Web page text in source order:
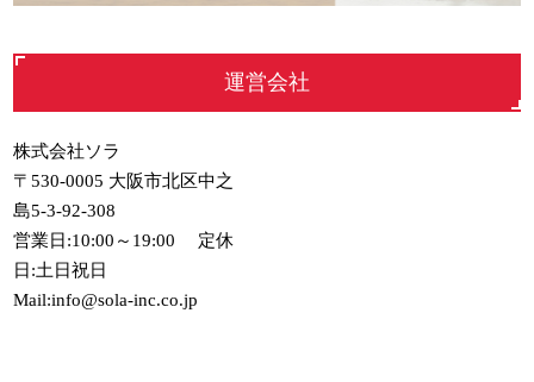
運営会社
株式会社ソラ
〒530-0005 大阪市北区中之
島5-3-92-308
営業日:10:00～19:00 定休
日:土日祝日
Mail:info@sola-inc.co.jp